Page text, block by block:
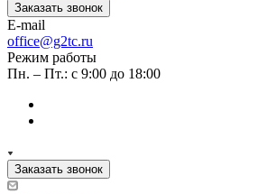
Заказать звонок
E-mail
office@g2tc.ru
Режим работы
Пн. – Пт.: с 9:00 до 18:00
Заказать звонок